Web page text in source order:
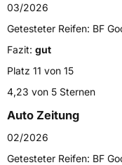
Verwendung
Modellname
Fahrzeugart
Weitere Eigenschaften
SchlauchtypTL
03/2026
Getesteter Reifen: BF
Fazit: gut
Platz 11 von 15
4,23 von 5 Sternen
Auto Zeitung
02/2026
Getesteter Reifen: BF